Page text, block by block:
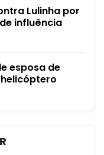
Lulinha por
influência
esposa de